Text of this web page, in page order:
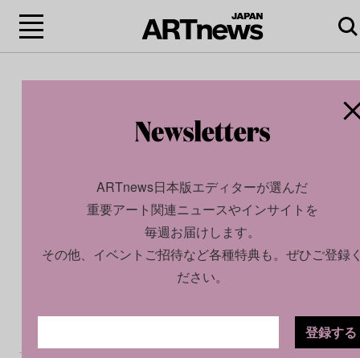
ARTnews日本版エディターが選んだ
重要アート関連ニュースやインサイトを
毎週お届けします。
その他、イベントご招待など各種特典も。ぜひご登録
ださい。
登録する